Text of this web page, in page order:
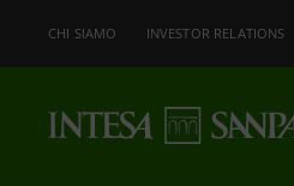
CHI SIAMO INVESTOR RELATIONS